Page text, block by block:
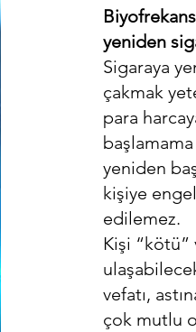
yeniden
Sigaraya
çakmak
para
yeniden
kişiye
edilemez.
Kişi “kötü”
vefatı,
çok mutlu